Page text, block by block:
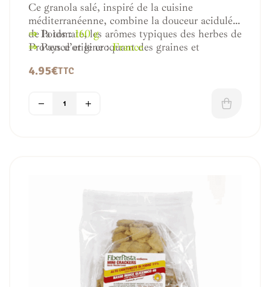
Ce granola salé, inspiré de la cuisine
méditerranéenne, combine la douceur acidulée
de la tomate, les arômes typiques des herbes de
Provence et le croquant des graines et
biscuits apéro et un topping parfait pour
⇒Poids :160 g
⇒Pays d’origine :France
4.95€TTC